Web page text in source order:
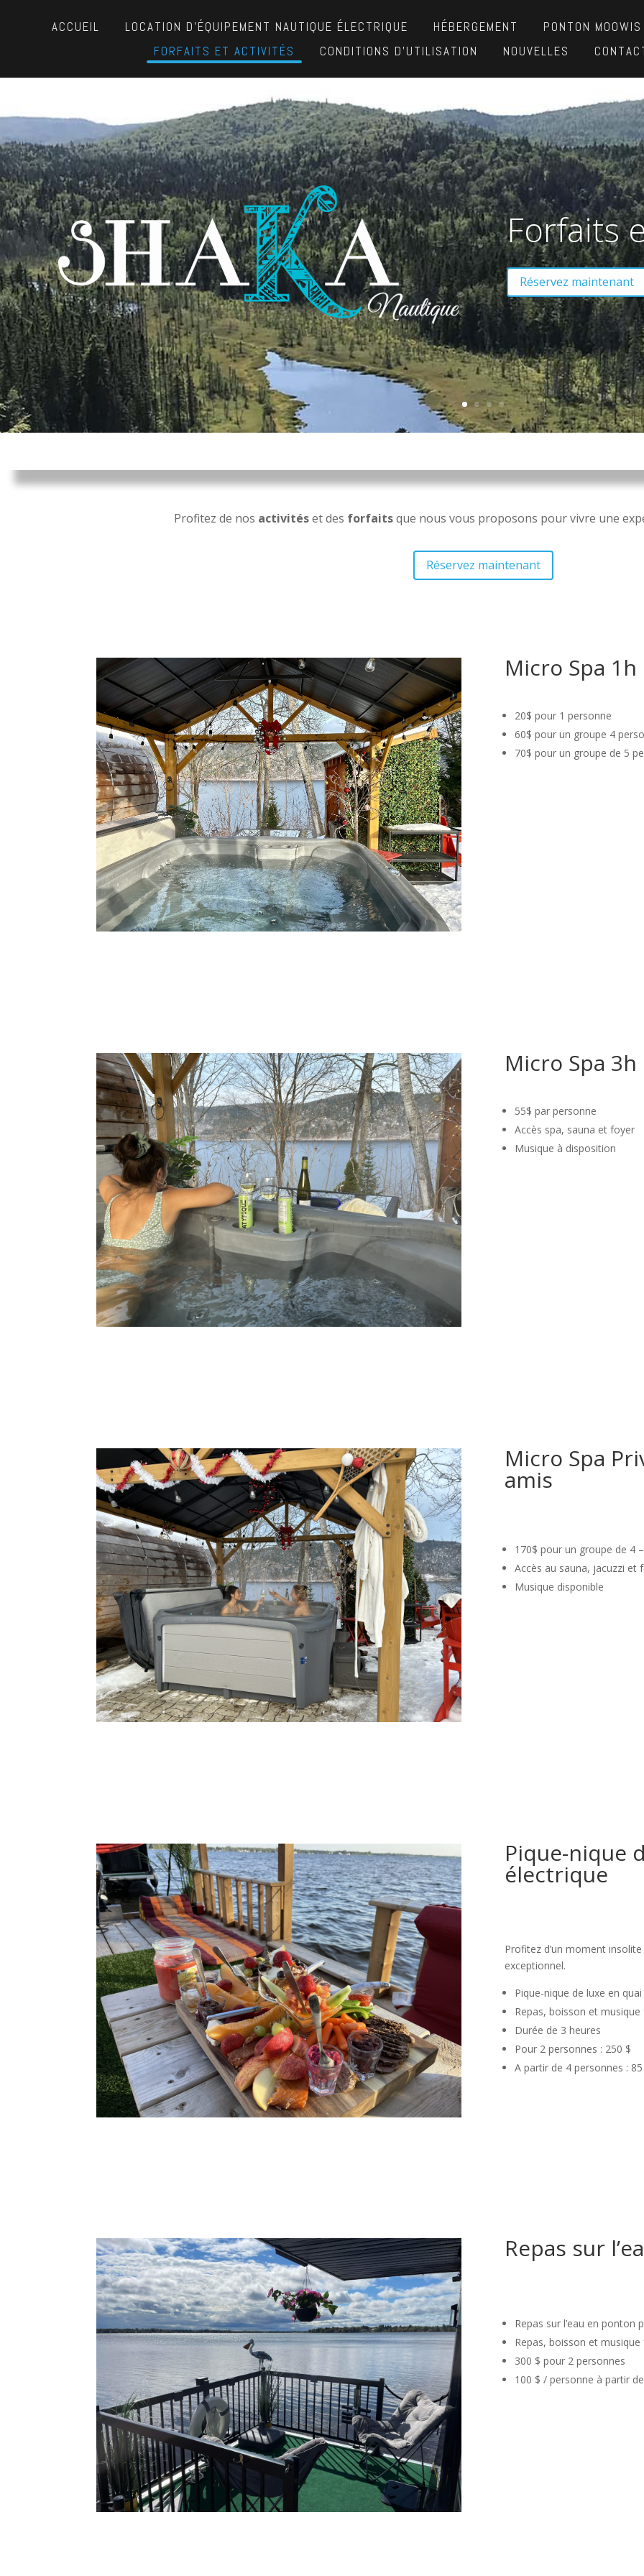
ACCUEIL LOCATION D’ÉQUIPEMENT NAUTIQUE ÉLECTRIQUE HÉBERGEMENT PONTON MOOWIS
FORFAITS ET ACTIVITÉS
CONDITIONS D’UTILISATION NOUVELLES
Forfaits
Réservez maintenant
Profitez de nos activitéset des forfaitsque nous vous proposons pour vivre une
Réservez maintenant
Micro Spa 1h
20$ pour 1 personne
60$ pour un groupe 4
70$ pour un groupe de 5
Micro Spa 3h
55$ par personne
Accès spa, sauna et foyer
Musique à disposition
Micro Spa
amis
170$ pour un groupe de 4
Accès au sauna, jacuzzi et
Musique disponible
Pique-nique
électrique
Profitez d’un moment
exceptionnel.
Pique-nique de luxe en
Repas, boisson et musique
Durée de 3 heures
Pour 2 personnes : 250 $
A partir de 4 personnes :
Repas sur
Repas sur l’eau en ponton
Repas, boisson et musique
300 $ pour 2 personnes
100 $ / personne à partir